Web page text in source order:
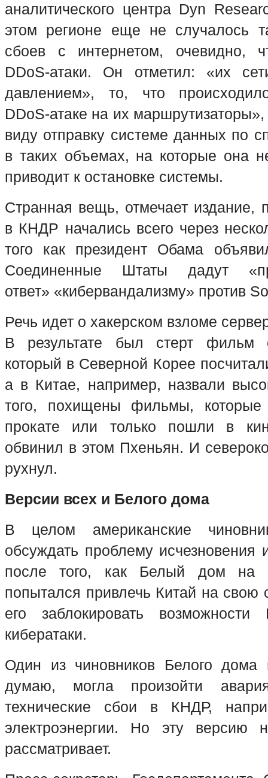
аналитического центра Dyn
этом регионе еще не случалось
сбоев с интернетом, очевидно,
DDoS-атаки. Он отметил: «их
давлением», то, что
DDoS-атаке на их
виду отправку системе данных по
в таких объемах, на которые она
приводит к остановке системы.
Странная вещь, отмечает издание,
в КНДР начались всего через
того как президент Обама
Соединенные Штаты дадут
ответ» «кибервандализму» против
Речь идет о хакерском взломе
В результате был стерт
который в Северной Корее
а в Китае, например, назвали
того, похищены фильмы,
прокате или только пошли в
обвинил в этом Пхеньян. И
рухнул.
Версии всех и Белого дома
В целом американские
обсуждать проблему исчезновения
после того, как Белый дом на
попытался привлечь Китай на свою
его заблокировать
кибератаки.
Один из чиновников Белого дома
думаю, могла произойти
технические сбои в КНДР,
электроэнергии. Но эту версию
рассматривает.